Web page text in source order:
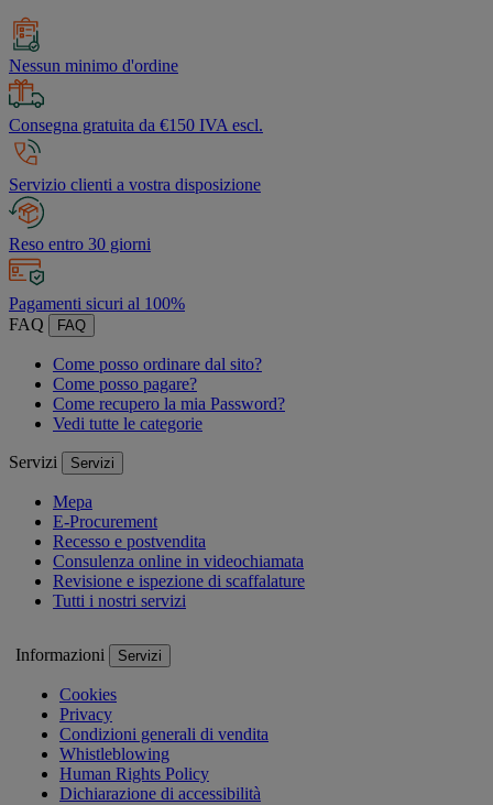
Nessun minimo d'ordine
Consegna gratuita da €150 IVA escl.
Servizio clienti a vostra disposizione
Reso entro 30 giorni
Pagamenti sicuri al 100%
FAQ
FAQ
Come posso ordinare dal sito?
Come posso pagare?
Come recupero la mia Password?
Vedi tutte le categorie
Servizi Servizi
Mepa
E-Procurement
Recesso e postvendita
Consulenza online in videochiamata
Revisione e ispezione di scaffalature
Tutti i nostri servizi
Informazioni Servizi
Cookies
Privacy
Condizioni generali di vendita
Whistleblowing
Human Rights Policy
Dichiarazione di accessibilità